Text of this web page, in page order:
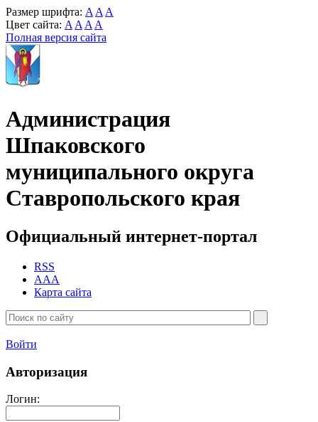
Размер шрифта: A A A
Цвет сайта: A A A A
Полная версия сайта
Администрация
Шпаковского
муниципального округа
Ставропольского края
Официальный интернет-портал
RSS
AAA
Карта сайта
Войти
Авторизация
Логин: